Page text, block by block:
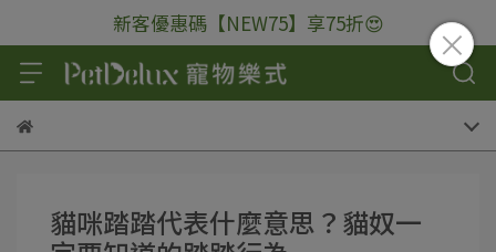
新客優惠碼【NEW75】享75折😍
貓咪踏踏代表什麼意思？貓奴一